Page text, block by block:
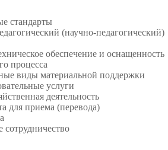
стандарты
(научно-педагогический)
обеспечение и оснащенность
процесса
виды материальной поддержки
услуги
деятельность
для приема (перевода)